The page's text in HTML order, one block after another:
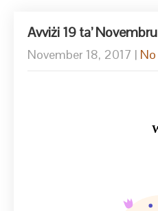
Avviżi 19 ta’
November 18, 2017 |